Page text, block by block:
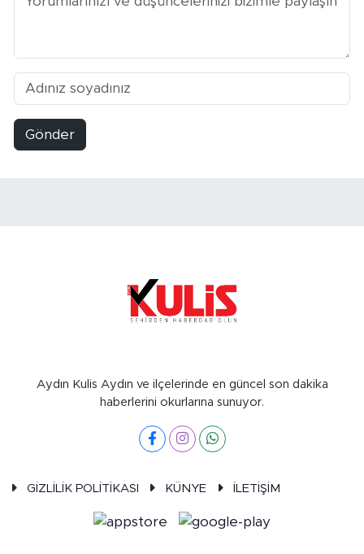
Gönder
Aydın Kulis Aydın ve ilçelerinde en güncel son dakika
haberlerini okurlarına sunuyor.
GİZLİLİK POLİTİKASI KÜNYE İLETİŞİM